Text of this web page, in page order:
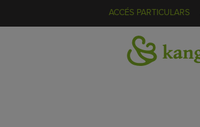
ACCÉS PARTICULARS